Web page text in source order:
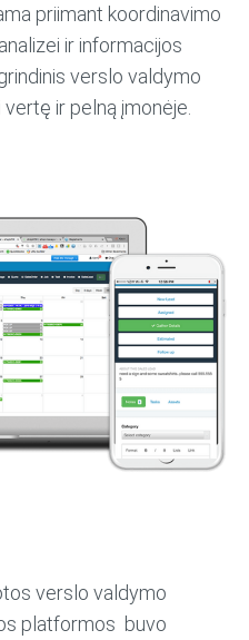
priimant koordinavimo
ir informacijos
verslo valdymo
ir pelną įmonėje.
verslo valdymo
platformos buvo